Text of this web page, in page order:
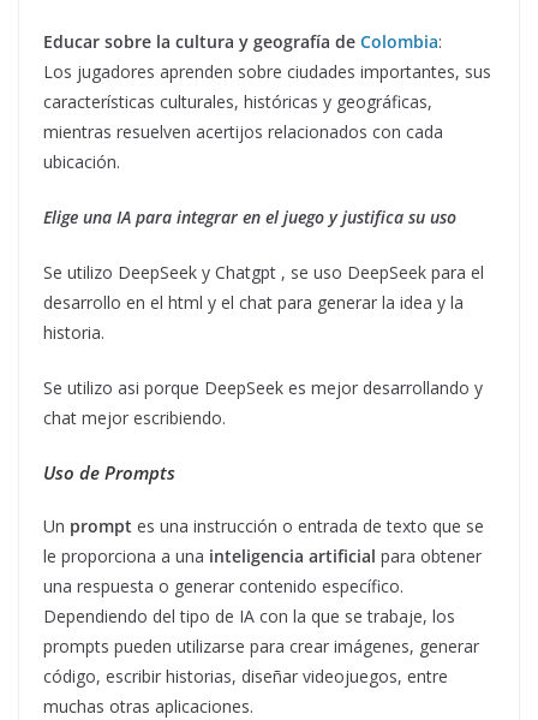
Educar sobre la cultura y geografía de Colombia:
Los jugadores aprenden sobre ciudades importantes, sus
características culturales, históricas y geográficas,
mientras resuelven acertijos relacionados con cada
ubicación.
Elige una IA para integrar en el juego y justifica su uso
Se utilizo DeepSeek y Chatgpt , se uso DeepSeek para el
desarrollo en el html y el chat para generar la idea y la
historia.
Se utilizo asi porque DeepSeek es mejor desarrollando y
chat mejor escribiendo.
Uso de Prompts
Un prompt es una instrucción o entrada de texto que se
le proporciona a una inteligencia artificial para obtener
una respuesta o generar contenido específico.
Dependiendo del tipo de IA con la que se trabaje, los
prompts pueden utilizarse para crear imágenes, generar
código, escribir historias, diseñar videojuegos, entre
muchas otras aplicaciones.